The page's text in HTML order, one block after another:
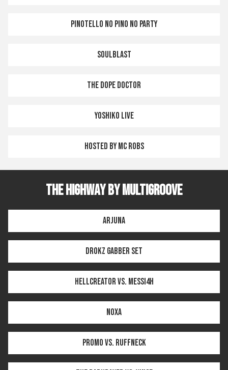
Pinotello NO PINO NO PARTY
Soulblast
The Dope Doctor
Yoshiko LIVE
Hosted by MC Robs
THE HIGHWAY by MULTIGROOVE
Arjuna
Drokz GABBER SET
Hellcreator vs. MESSI4H
Noxa
Promo vs. Ruffneck